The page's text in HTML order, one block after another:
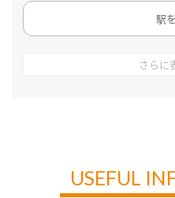
駅
さらに
USEFUL